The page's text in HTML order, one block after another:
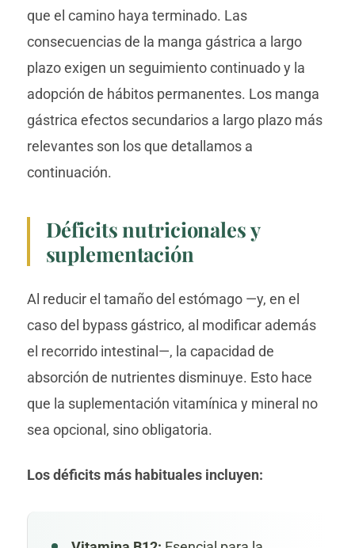
que el camino haya terminado. Las
consecuencias de la manga gástrica a largo
plazo exigen un seguimiento continuado y la
adopción de hábitos permanentes. Los manga
gástrica efectos secundarios a largo plazo más
relevantes son los que detallamos a
continuación.
Déficits nutricionales y
suplementación
Al reducir el tamaño del estómago —y, en el
caso del bypass gástrico, al modificar además
el recorrido intestinal—, la capacidad de
absorción de nutrientes disminuye. Esto hace
que la suplementación vitamínica y mineral no
sea opcional, sino obligatoria.
Los déficits más habituales incluyen: